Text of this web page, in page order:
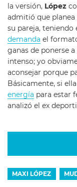
la versión, López
admitió que
su pareja, teniendo
demanda el
ganas de ponerse
intenso; yo
aconsejar porque
Básicamente, si
energía para estar
analizó el ex
MAXI LÓPEZ